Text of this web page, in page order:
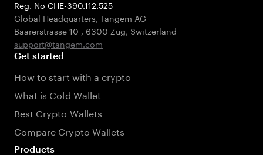
Reg. No CHE-390.112.525
Global Headquarters, Tangem AG
Baarerstrasse 10 , 6300 Zug, Switzerland
support@tangem.com
Get started
How to start with a crypto
What is Cold Wallet
Best Crypto Wallets
Compare Crypto Wallets
Products